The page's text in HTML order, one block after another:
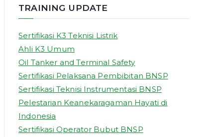
TRAINING UPDATE
Sertifikasi K3 Teknisi Listrik
Ahli K3 Umum
Oil Tanker and Terminal Safety
Sertifikasi Pelaksana Pembibitan BNSP
Sertifikasi Teknisi Instrumentasi BNSP
Pelestarian Keanekaragaman Hayati di
Indonesia
Sertifikasi Operator Bubut BNSP